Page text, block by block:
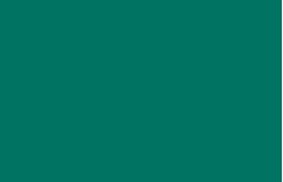
de caser